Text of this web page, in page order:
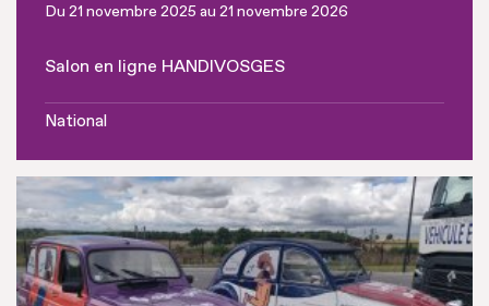
Du 21 novembre 2025 au 21 novembre 2026
Salon en ligne HANDIVOSGES
National